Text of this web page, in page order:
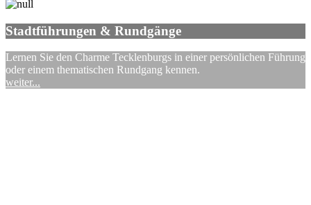
Stadtführungen & Rundgänge
Lernen Sie den Charme Tecklenburgs in einer persönlichen Führung
oder einem thematischen Rundgang kennen.
weiter...